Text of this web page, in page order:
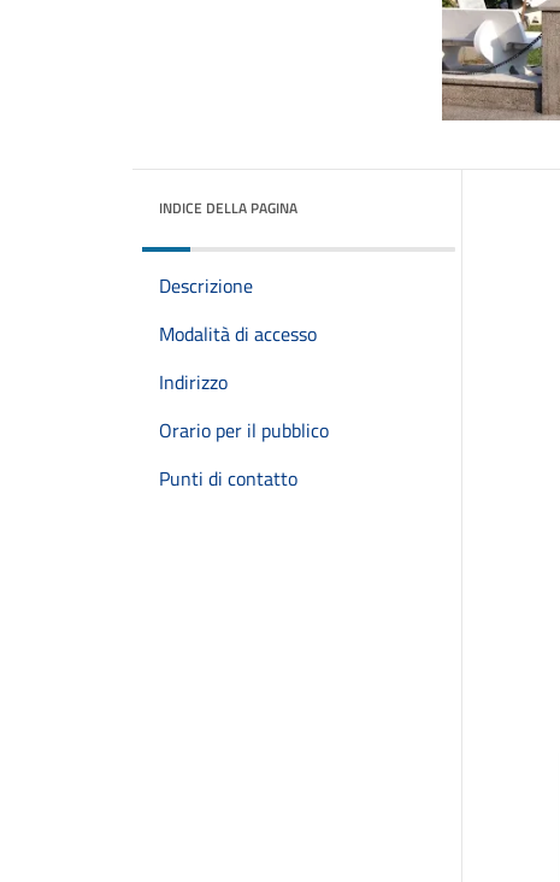
INDICE DELLA PAGINA
Descrizione
Modalità di accesso
Indirizzo
Orario per il pubblico
Punti di contatto